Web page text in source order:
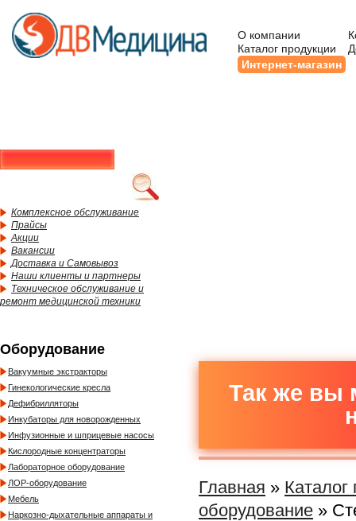
О компании
Каталог продукции
Интернет-магазин
Комплексное обслуживание
Прайсы
Акции
Вакансии
Доставка и Самовывоз
Наши клиенты и партнеры
Техническое обслуживание и
ремонт медицинской техники
Оборудование
Вакуумные экстракторы
Гинекологические кресла
Дефибрилляторы
Инкубаторы для новорожденных
Инфузионные и шприцевые насосы
Кислородные концентраторы
Лабораторное оборудование
ЛОР-оборудование
Мебель
Наркозно-дыхательные аппараты и
Так же вы
Главная » Каталог
оборудование »